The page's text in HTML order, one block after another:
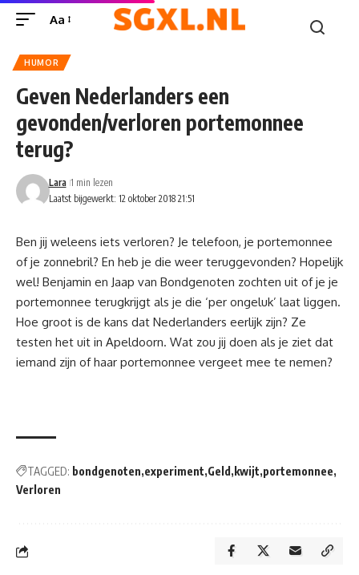
Aa
HUMOR
Geven Nederlanders een
gevonden/verloren portemonnee
terug?
Laatst bijgewerkt: 12 oktober 2018 21:51
Lara 1 min lezen
Ben jij weleens iets verloren? Je telefoon, je portemonnee
of je zonnebril? En heb je die weer teruggevonden? Hopelijk
wel! Benjamin en Jaap van Bondgenoten zochten uit of je je
portemonnee terugkrijgt als je die ‘per ongeluk’ laat liggen.
Hoe groot is de kans dat Nederlanders eerlijk zijn? Ze
testen het uit in Apeldoorn. Wat zou jij doen als je ziet dat
iemand zijn of haar portemonnee vergeet mee te nemen?
TAGGED: bondgenoten experiment Geld kwijt portemonnee
Verloren